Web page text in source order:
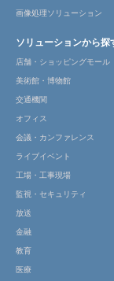
画像処理ソリューション
ソリューションから探
店舗・ショッピングモール
美術館・博物館
交通機関
オフィス
会議・カンファレンス
ライブイベント
工場・工事現場
監視・セキュリティ
放送
金融
教育
医療